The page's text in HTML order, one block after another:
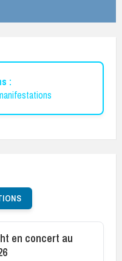
:
en concert au